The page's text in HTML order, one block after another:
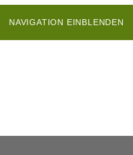
NAVIGATION EINBLENDEN